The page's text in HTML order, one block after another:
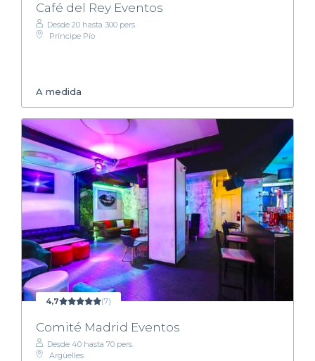
Café del Rey Eventos
Desde 20 hasta 300 pers.
Príncipe Pío
A medida
4,7 (7)
Comité Madrid Eventos
Desde 40 hasta 70 pers.
Argüelles